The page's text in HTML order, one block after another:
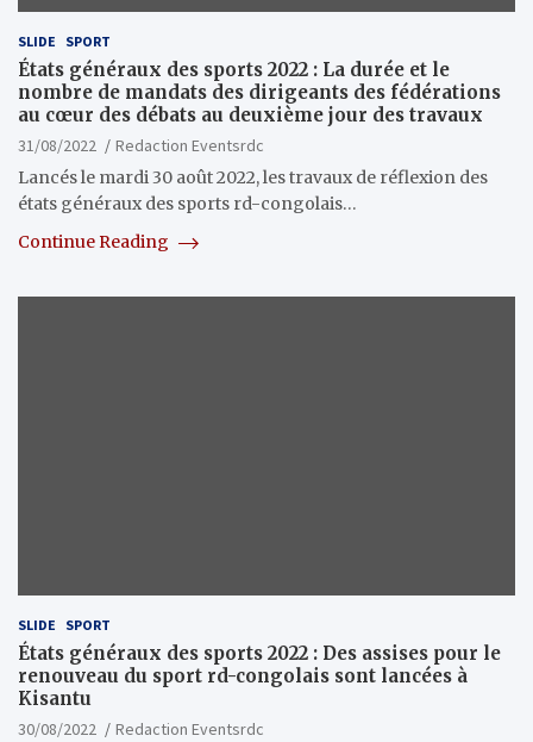
SLIDE SPORT
États généraux des sports 2022 : La durée et le
nombre de mandats des dirigeants des fédérations
au cœur des débats au deuxième jour des travaux
31/08/2022
Redaction Eventsrdc
Lancés le mardi 30 août 2022, les travaux de réflexion des
états généraux des sports rd-congolais…
Continue Reading
SLIDE SPORT
États généraux des sports 2022 : Des assises pour le
renouveau du sport rd-congolais sont lancées à
Kisantu
30/08/2022
Redaction Eventsrdc